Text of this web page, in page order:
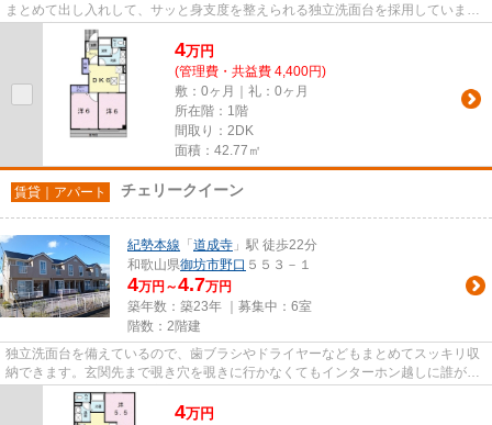
まとめて出し入れして、サッと身支度を整えられる独立洗面台を採用していま
す。来客時にはTVインターホンで...
4万円
(管理費・共益費 4,400円)
敷：0ヶ月｜礼：0ヶ月
所在階：1階
間取り：2DK
面積：42.77㎡
賃貸｜アパート チェリークイーン
紀勢本線 「 道成寺 」駅 徒歩22分
和歌山県御坊市野口 ５５３－１
4万円～4.7万円
築年数：築23年 ｜募集中： 6室
階数：2階建
独立洗面台を備えているので、歯ブラシやドライヤーなどもまとめてスッキリ収
納できます。玄関先まで覗き穴を覗きに行かなくてもインターホン越しに誰が来
たのかを確認できるので安心...
4万円